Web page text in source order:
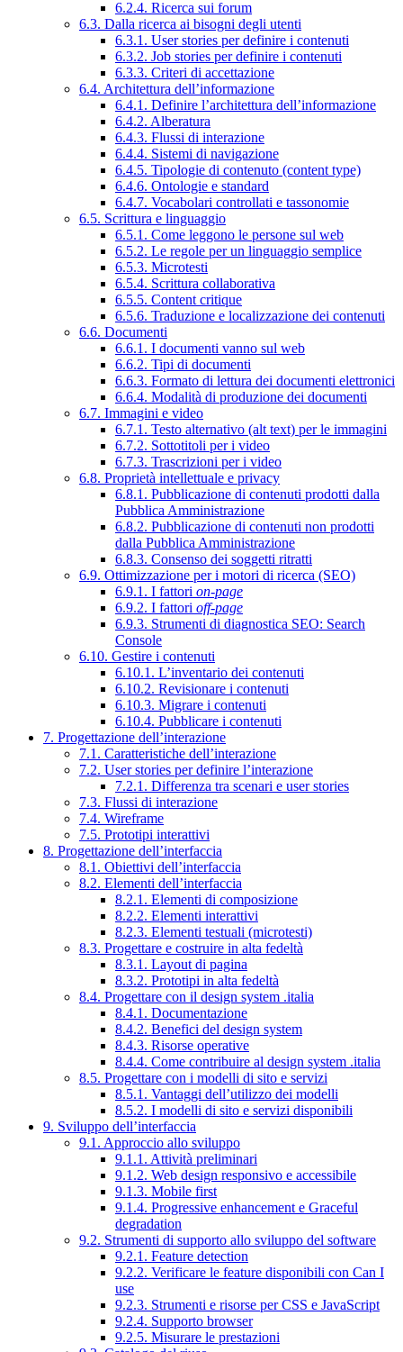
6.2.4. Ricerca sui forum
6.3. Dalla ricerca ai bisogni degli utenti
6.3.1. User stories per definire i contenuti
6.3.2. Job stories per definire i contenuti
6.3.3. Criteri di accettazione
6.4. Architettura dell’informazione
6.4.1. Definire l’architettura dell’informazione
6.4.2. Alberatura
6.4.3. Flussi di interazione
6.4.4. Sistemi di navigazione
6.4.5. Tipologie di contenuto (content type)
6.4.6. Ontologie e standard
6.4.7. Vocabolari controllati e tassonomie
6.5. Scrittura e linguaggio
6.5.1. Come leggono le persone sul web
6.5.2. Le regole per un linguaggio semplice
6.5.3. Microtesti
6.5.4. Scrittura collaborativa
6.5.5. Content critique
6.5.6. Traduzione e localizzazione dei contenuti
6.6. Documenti
6.6.1. I documenti vanno sul web
6.6.2. Tipi di documenti
6.6.3. Formato di lettura dei documenti elettronici
6.6.4. Modalità di produzione dei documenti
6.7. Immagini e video
6.7.1. Testo alternativo (alt text) per le immagini
6.7.2. Sottotitoli per i video
6.7.3. Trascrizioni per i video
6.8. Proprietà intellettuale e privacy
6.8.1. Pubblicazione di contenuti prodotti dalla
Pubblica Amministrazione
6.8.2. Pubblicazione di contenuti non prodotti
dalla Pubblica Amministrazione
6.8.3. Consenso dei soggetti ritratti
6.9. Ottimizzazione per i motori di ricerca (SEO)
6.9.1. I fattori on-page
6.9.2. I fattori off-page
6.9.3. Strumenti di diagnostica SEO: Search
Console
6.10. Gestire i contenuti
6.10.1. L’inventario dei contenuti
6.10.2. Revisionare i contenuti
6.10.3. Migrare i contenuti
6.10.4. Pubblicare i contenuti
7. Progettazione dell’interazione
7.1. Caratteristiche dell’interazione
7.2. User stories per definire l’interazione
7.2.1. Differenza tra scenari e user stories
7.3. Flussi di interazione
7.4. Wireframe
7.5. Prototipi interattivi
8. Progettazione dell’interfaccia
8.1. Obiettivi dell’interfaccia
8.2. Elementi dell’interfaccia
8.2.1. Elementi di composizione
8.2.2. Elementi interattivi
8.2.3. Elementi testuali (microtesti)
8.3. Progettare e costruire in alta fedeltà
8.3.1. Layout di pagina
8.3.2. Prototipi in alta fedeltà
8.4. Progettare con il design system .italia
8.4.1. Documentazione
8.4.2. Benefici del design system
8.4.3. Risorse operative
8.4.4. Come contribuire al design system .italia
8.5. Progettare con i modelli di sito e servizi
8.5.1. Vantaggi dell’utilizzo dei modelli
8.5.2. I modelli di sito e servizi disponibili
9. Sviluppo dell’interfaccia
9.1. Approccio allo sviluppo
9.1.1. Attività preliminari
9.1.2. Web design responsivo e accessibile
9.1.3. Mobile first
9.1.4. Progressive enhancement e Graceful
degradation
9.2. Strumenti di supporto allo sviluppo del software
9.2.1. Feature detection
9.2.2. Verificare le feature disponibili con Can I
use
9.2.3. Strumenti e risorse per CSS e JavaScript
9.2.4. Supporto browser
9.2.5. Misurare le prestazioni